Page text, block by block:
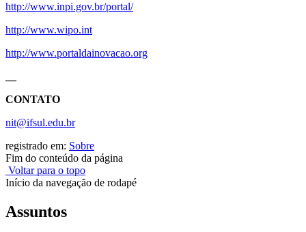
http://www.inpi.gov.br/portal/
http://www.wipo.int
http://www.portaldainovacao.org
CONTATO
nit@ifsul.edu.br
registrado em: Sobre
Fim do conteúdo da página
Voltar para o topo
Início da navegação de rodapé
Assuntos